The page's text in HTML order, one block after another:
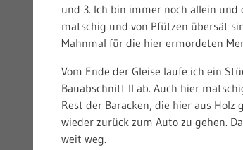
und 3. Ich bin immer noch allein und
matschig und von Pfützen übersät
Mahnmal für die hier ermordeten
Vom Ende der Gleise laufe ich ein
Bauabschnitt II ab. Auch hier
Rest der Baracken, die hier aus
wieder zurück zum Auto zu gehen.
weit weg.